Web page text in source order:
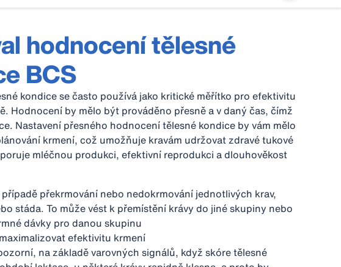
hodnocení tělesné
BCS
kondice se často používá jako kritické měřítko pro efektivitu
Hodnocení by mělo být prováděno přesně a v daný čas, čímž
Nastavení přesného hodnocení tělesné kondice by vám mělo
krmení, což umožňuje kravám udržovat zdravé tukové
mléčnou produkci, efektivní reprodukci a dlouhověkost
překrmování nebo nedokrmování jednotlivých krav,
stáda. To může vést k přemístění krávy do jiné skupiny nebo
dávky pro danou skupinu
efektivitu krmení
na základě varovných signálů, když skóre tělesné